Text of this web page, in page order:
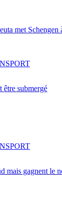
met Schengen
être submergé
mais gagnent le